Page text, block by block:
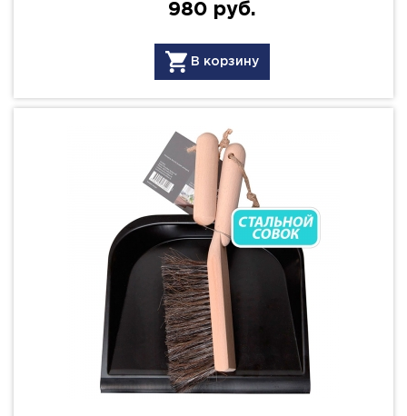
980 руб.
В корзину